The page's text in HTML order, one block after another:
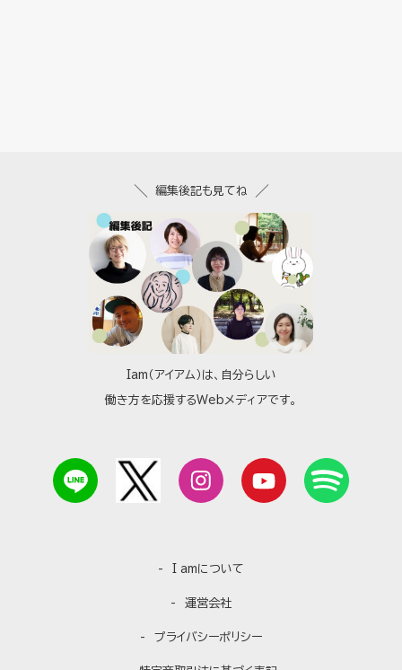
Iam（アイアム）は、自分らしい
働き方を応援するWebメディアです。
I amについて
運営会社
プライバシーポリシー
編集後記も見てね